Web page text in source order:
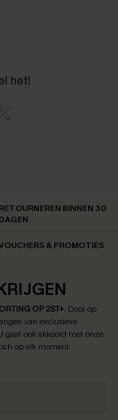
het!
RETOURNEREN BINNEN 30
DAGEN
& PROMOTIES
OP 2ST+. Door op
van exclusieve
gaat ook akkoord met onze
op elk moment